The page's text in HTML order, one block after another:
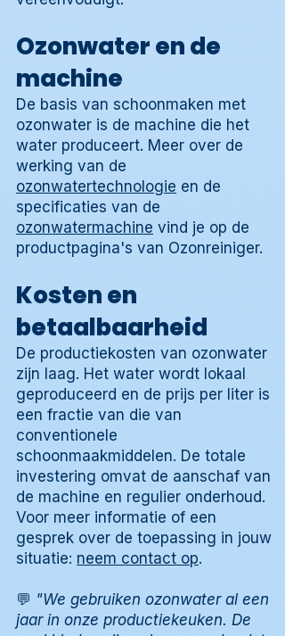
Ozonwater en de
machine
De basis van schoonmaken met
ozonwater is de machine die het
water produceert. Meer over de
werking van de
ozonwatertechnologie en de
specificaties van de
ozonwatermachine vind je op de
productpagina's van Ozonreiniger.
Kosten en
betaalbaarheid
De productiekosten van ozonwater
zijn laag. Het water wordt lokaal
geproduceerd en de prijs per liter is
een fractie van die van
conventionele
schoonmaakmiddelen. De totale
investering omvat de aanschaf van
de machine en regulier onderhoud.
Voor meer informatie of een
gesprek over de toepassing in jouw
situatie: neem contact op.
💬 "We gebruiken ozonwater al een
jaar in onze productiekeuken. De